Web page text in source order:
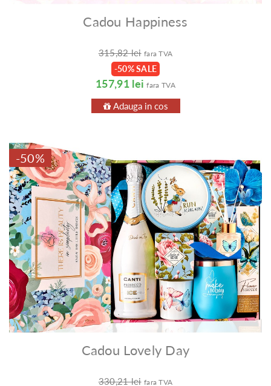
Cadou Happiness
315,82 lei fara TVA
-50% SALE
157,91 lei fara TVA
Adauga in cos
-50%
Cadou Lovely Day
330,21 lei fara TVA